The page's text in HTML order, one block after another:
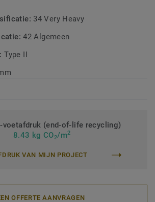
34 Very Heavy
42 Algemeen
Type II
voetafdruk (end-of-life recycling)
8.43 kg CO2/m2
VAN MIJN PROJECT
OFFERTE AANVRAGEN